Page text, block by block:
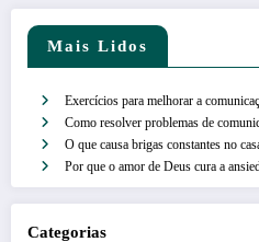
Mais Lidos
Exercícios para melhorar a
Como resolver problemas de
O que causa brigas constantes no
Por que o amor de Deus cura a
Categorias